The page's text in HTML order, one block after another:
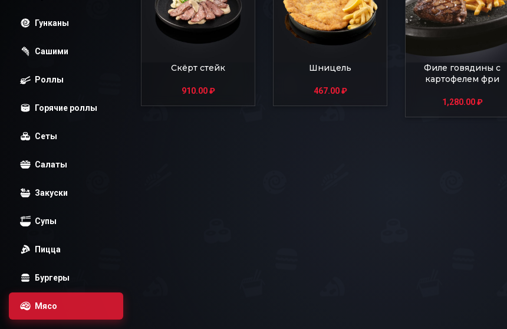
Гунканы
Сашими
Роллы
Горячие роллы
Сеты
Салаты
Закуски
Супы
Пицца
Бургеры
Мясо
Скёрт стейк
910.00₽
Шницель
467.00₽
Филе говядины с
картофелем фри
1,280.00₽